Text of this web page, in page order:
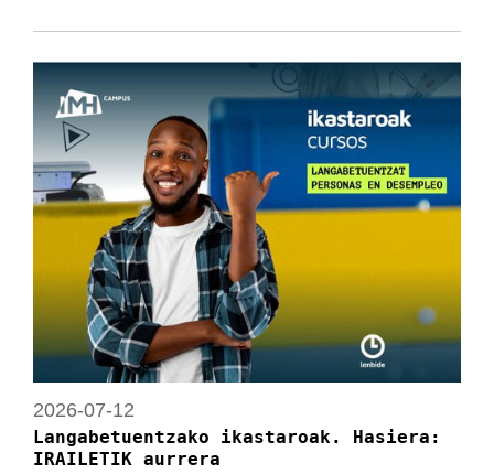
2026-07-12
Langabetuentzako ikastaroak. Hasiera:
IRAILETIK aurrera